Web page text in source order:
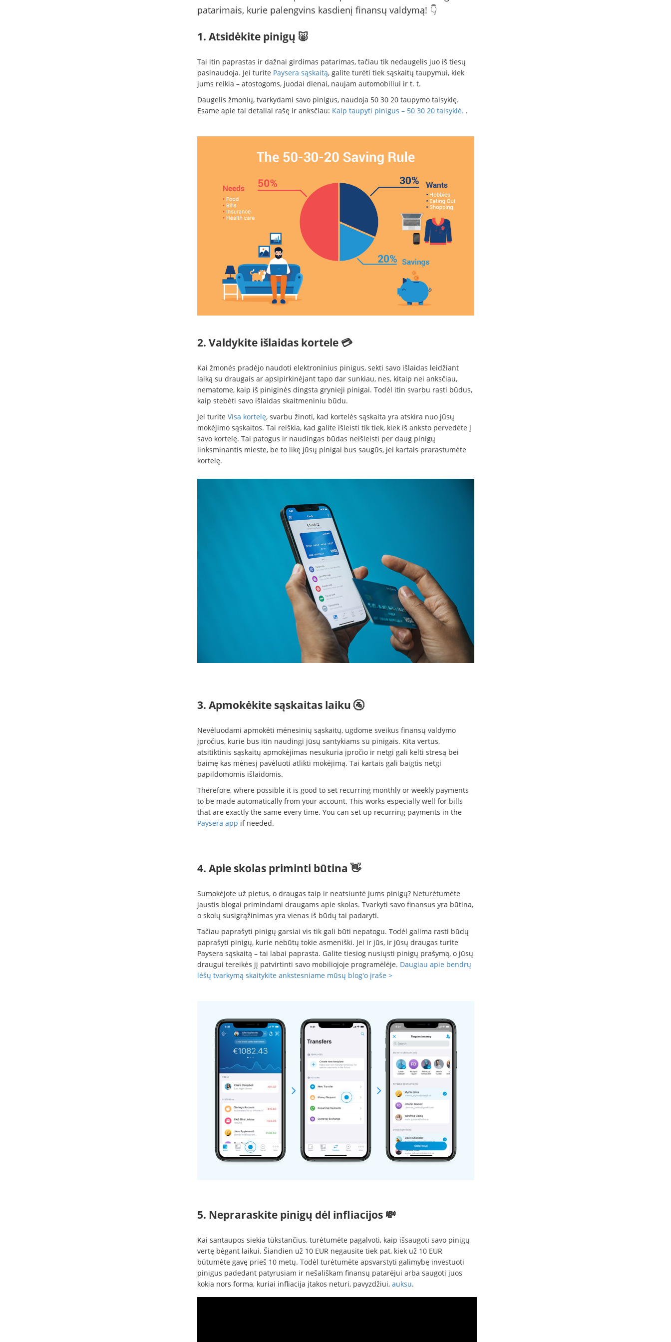
patarimais, kurie palengvins kasdienį finansų valdymą! 👇
1. Atsidėkite pinigų 🐷
Tai itin paprastas ir dažnai girdimas patarimas, tačiau tik nedaugelis juo iš tiesų
pasinaudoja. Jei turite Paysera sąskaitą, galite turėti tiek sąskaitų taupymui, kiek
jums reikia – atostogoms, juodai dienai, naujam automobiliui ir t. t.
Daugelis žmonių, tvarkydami savo pinigus, naudoja 50 30 20 taupymo taisyklę.
Esame apie tai detaliai rašę ir anksčiau: Kaip taupyti pinigus – 50 30 20 taisyklė. .
2. Valdykite išlaidas kortele 💳
Kai žmonės pradėjo naudoti elektroninius pinigus, sekti savo išlaidas leidžiant
laiką su draugais ar apsipirkinėjant tapo dar sunkiau, nes, kitaip nei anksčiau,
nematome, kaip iš piniginės dingsta grynieji pinigai. Todėl itin svarbu rasti būdus,
kaip stebėti savo išlaidas skaitmeniniu būdu.
Jei turite Visa kortelę, svarbu žinoti, kad kortelės sąskaita yra atskira nuo jūsų
mokėjimo sąskaitos. Tai reiškia, kad galite išleisti tik tiek, kiek iš anksto pervedėte į
savo kortelę. Tai patogus ir naudingas būdas neišleisti per daug pinigų
linksminantis mieste, be to likę jūsų pinigai bus saugūs, jei kartais prarastumėte
kortelę.
3. Apmokėkite sąskaitas laiku 🚰
Nevėluodami apmokėti mėnesinių sąskaitų, ugdome sveikus finansų valdymo
įpročius, kurie bus itin naudingi jūsų santykiams su pinigais. Kita vertus,
atsitiktinis sąskaitų apmokėjimas nesukuria įpročio ir netgi gali kelti stresą bei
baimę kas mėnesį pavėluoti atlikti mokėjimą. Tai kartais gali baigtis netgi
papildomomis išlaidomis.
Therefore, where possible it is good to set recurring monthly or weekly payments
to be made automatically from your account. This works especially well for bills
that are exactly the same every time. You can set up recurring payments in the
Paysera app if needed.
4. Apie skolas priminti būtina 👋
Sumokėjote už pietus, o draugas taip ir neatsiuntė jums pinigų? Neturėtumėte
jaustis blogai primindami draugams apie skolas. Tvarkyti savo finansus yra būtina,
o skolų susigrąžinimas yra vienas iš būdų tai padaryti.
Tačiau paprašyti pinigų garsiai vis tik gali būti nepatogu. Todėl galima rasti būdų
paprašyti pinigų, kurie nebūtų tokie asmeniški. Jei ir jūs, ir jūsų draugas turite
Paysera sąskaitą – tai labai paprasta. Galite tiesiog nusiųsti pinigų prašymą, o jūsų
draugui tereikės jį patvirtinti savo mobiliojoje programėlėje. Daugiau apie bendrų
lėšų tvarkymą skaitykite ankstesniame mūsų blog'o įraše >
5. Nepraraskite pinigų dėl infliacijos 💸
Kai santaupos siekia tūkstančius, turėtumėte pagalvoti, kaip išsaugoti savo pinigų
vertę bėgant laikui. Šiandien už 10 EUR negausite tiek pat, kiek už 10 EUR
būtumėte gavę prieš 10 metų. Todėl turėtumėte apsvarstyti galimybę investuoti
pinigus padedant patyrusiam ir nešališkam finansų patarėjui arba saugoti juos
kokia nors forma, kuriai infliacija įtakos neturi, pavyzdžiui, auksu.